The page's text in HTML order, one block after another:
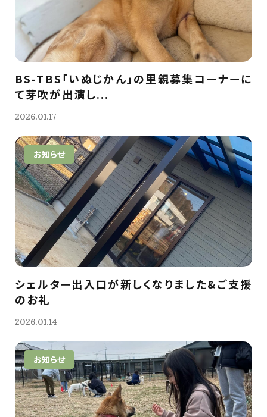
BS-TBS「いぬじかん」の里親募集コーナーに
て芽吹が出演し...
2026.01.17
お知らせ
シェルター出入口が新しくなりました&ご支援
のお礼
2026.01.14
お知らせ